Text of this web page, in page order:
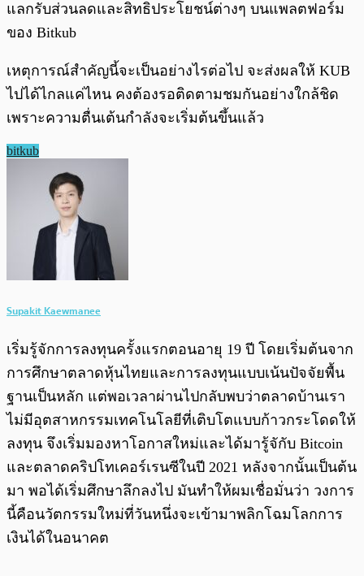
แลกรับส่วนลดและสิทธิประโยชน์ต่างๆ บนแพลตฟอร์ม
ของ Bitkub
เหตุการณ์สำคัญนี้จะเป็นอย่างไรต่อไป จะส่งผลให้ KUB
ไปได้ไกลแค่ไหน คงต้องรอติดตามชมกันอย่างใกล้ชิด
เพราะความตื่นเต้นกำลังจะเริ่มต้นขึ้นแล้ว
bitkub
Supakit Kaewmanee
เริ่มรู้จักการลงทุนครั้งแรกตอนอายุ 19 ปี โดยเริ่มต้นจาก
การศึกษาตลาดหุ้นไทยและการลงทุนแบบเน้นปัจจัยพื้น
ฐานเป็นหลัก แต่พอเวลาผ่านไปกลับพบว่าตลาดบ้านเรา
ไม่มีอุตสาหกรรมเทคโนโลยีที่เติบโตแบบก้าวกระโดดให้
ลงทุน จึงเริ่มมองหาโอกาสใหม่และได้มารู้จักับ Bitcoin
และตลาดคริปโทเคอร์เรนซีในปี 2021 หลังจากนั้นเป็นต้น
มา พอได้เริ่มศึกษาลึกลงไป มันทำให้ผมเชื่อมั่นว่า วงการ
นี้คือนวัตกรรมใหม่ที่วันหนึ่งจะเข้ามาพลิกโฉมโลกการ
เงินได้ในอนาคต